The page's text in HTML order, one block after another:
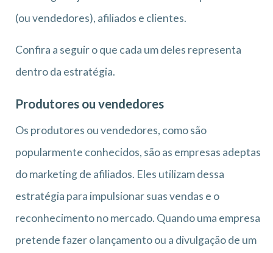
(ou vendedores), afiliados e clientes.
Confira a seguir o que cada um deles representa
dentro da estratégia.
Produtores ou vendedores
Os produtores ou vendedores, como são
popularmente conhecidos, são as empresas adeptas
do marketing de afiliados. Eles utilizam dessa
estratégia para impulsionar suas vendas e o
reconhecimento no mercado. Quando uma empresa
pretende fazer o lançamento ou a divulgação de um